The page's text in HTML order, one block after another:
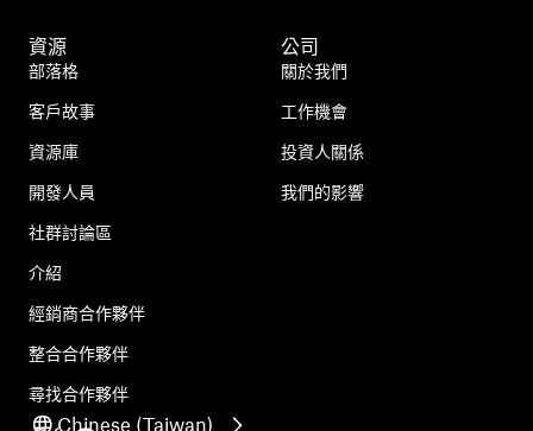
資源
部落格
客戶故事
資源庫
開發人員
社群討論區
介紹
經銷商合作夥伴
整合合作夥伴
尋找合作夥伴
公司
關於我們
工作機會
投資人關係
我們的影響
Chinese (Taiwan)